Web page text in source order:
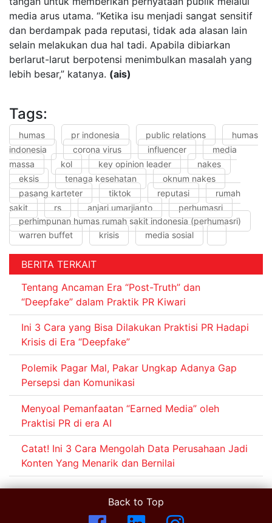
media arus utama. “Ketika isu menjadi sangat sensitif
dan berdampak pada reputasi, tidak ada alasan lain
selain melakukan dua hal tadi. Apabila dibiarkan
berlarut-larut berpotensi menimbulkan masalah yang
lebih besar,” katanya. (ais)
Tags:
humas pr indonesia public relations
humas
indonesia
corona virus influencer
media
massa
kol key opinion leader
nakes
eksis
tenaga kesehatan
oknum nakes
pasang karteter
tiktok reputasi
rumah
sakit
rs anjari umarjianto
perhumasri
perhimpunan humas rumah sakit indonesia (perhumasri)
warren buffet
krisis media sosial
BERITA TERKAIT
Tentang Ancaman Era “Post-Truth” dan
“Deepfake” dalam Praktik PR Kiwari
Ini 3 Cara yang Bisa Dilakukan Praktisi PR Hadapi
Krisis di Era “Deepfake”
Polemik Pagar Mal, Pakar Ungkap Adanya Gap
Persepsi dan Komunikasi
Menyoal Pemanfaatan “Earned Media” oleh
Praktisi PR di era AI
Catat! Ini 3 Cara Mengolah Data Perusahaan Jadi
Konten Yang Menarik dan Bernilai
Back to Top